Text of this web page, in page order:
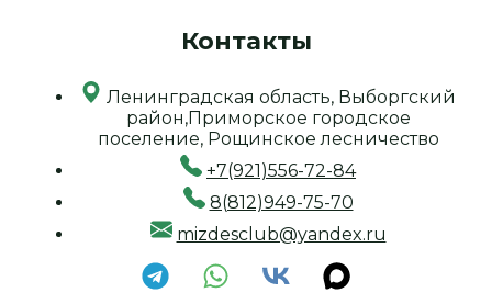
Контакты
Ленинградская область, Выборгский
район,Приморское городское
поселение, Рощинское лесничество
+7(921)556-72-84
8(812)949-75-70
mizdesclub@yandex.ru